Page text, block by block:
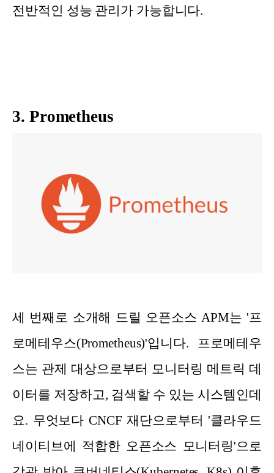
전반적인 성능 관리가 가능합니다.
3. Prometheus
세 번째로 소개해 드릴 오픈소스 APM는 '프
로메테우스(Prometheus)'입니다. 프로메테우
스는 관제 대상으로부터 모니터링 메트릭 데
이터를 저장하고, 검색할 수 있는 시스템인데
요. 무엇보다 CNCF 재단으로부터 '클라우드
네이티브에 적합한 오픈소스 모니터링'으로